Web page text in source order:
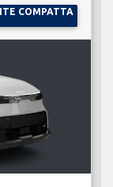
COMPATTA